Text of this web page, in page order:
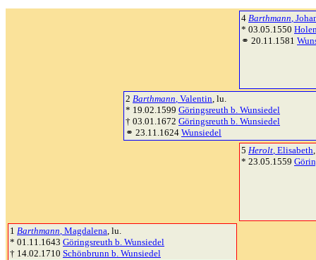
4 Barthmann,
* 03.05.1550
⚭ 20.11.1581
2 Barthmann, Valentin, lu.
* 19.02.1599 Göringsreuth b. Wunsiedel
† 03.01.1672 Göringsreuth b. Wunsiedel
⚭ 23.11.1624 Wunsiedel
5 Herolt, Elisabeth
* 23.05.1559
1 Barthmann, Magdalena, lu.
* 01.11.1643 Göringsreuth b. Wunsiedel
† 14.02.1710 Schönbrunn b. Wunsiedel